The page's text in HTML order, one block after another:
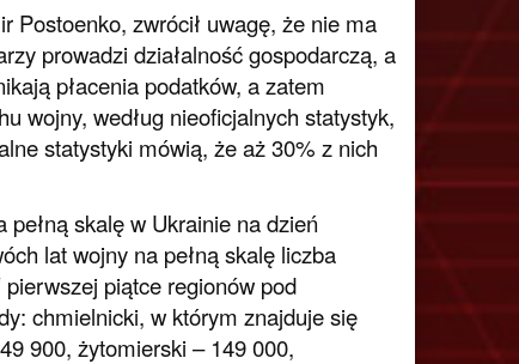
Postoenko, zwrócił uwagę, że nie ma
prowadzi działalność gospodarczą, a
płacenia podatków, a zatem
wojny, według nieoficjalnych statystyk,
statystyki mówią, że aż 30% z nich
skalę w Ukrainie na dzień
lat wojny na pełną skalę liczba
piątce regionów pod
chmielnicki, w którym znajduje się
900, żytomierski – 149 000,